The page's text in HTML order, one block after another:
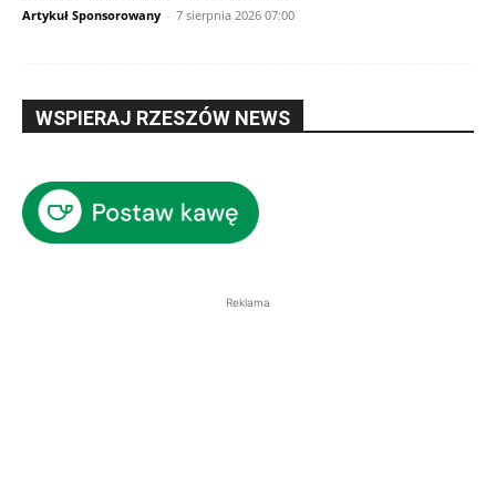
Artykuł Sponsorowany - 7 sierpnia 2026 07:00
WSPIERAJ RZESZÓW NEWS
Reklama